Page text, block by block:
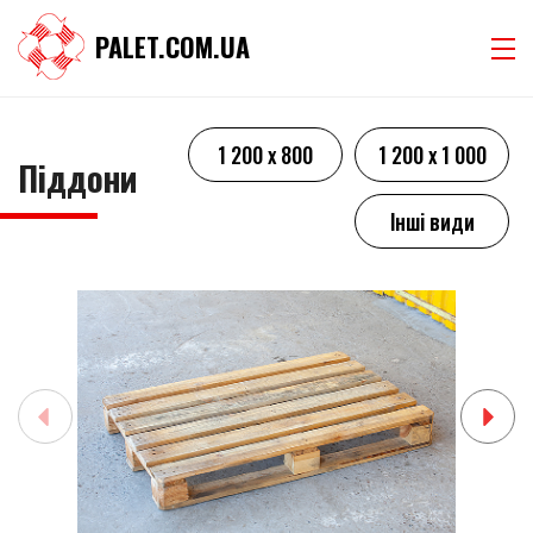
PALET.COM.UA
Піддони 1 200 х 800 1 200 х 1 000
Інші види